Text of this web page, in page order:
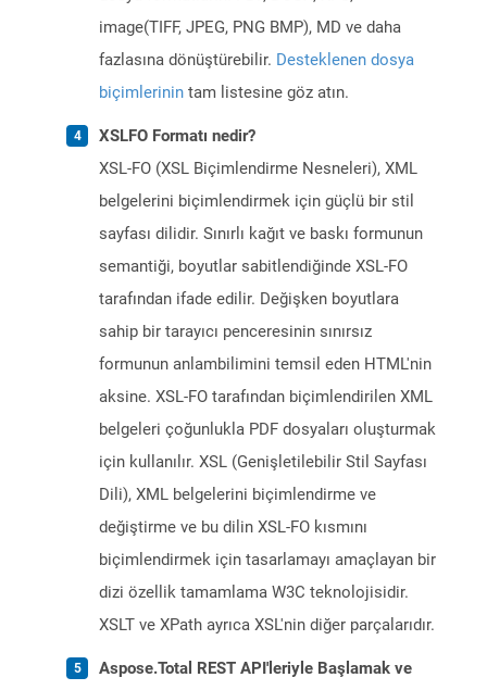
image(TIFF, JPEG, PNG BMP), MD ve daha
fazlasına dönüştürebilir. Desteklenen dosya
biçimlerinin tam listesine göz atın.
XSLFO Formatı nedir?
XSL-FO (XSL Biçimlendirme Nesneleri), XML
belgelerini biçimlendirmek için güçlü bir stil
sayfası dilidir. Sınırlı kağıt ve baskı formunun
semantiği, boyutlar sabitlendiğinde XSL-FO
tarafından ifade edilir. Değişken boyutlara
sahip bir tarayıcı penceresinin sınırsız
formunun anlambilimini temsil eden HTML'nin
aksine. XSL-FO tarafından biçimlendirilen XML
belgeleri çoğunlukla PDF dosyaları oluşturmak
için kullanılır. XSL (Genişletilebilir Stil Sayfası
Dili), XML belgelerini biçimlendirme ve
değiştirme ve bu dilin XSL-FO kısmını
biçimlendirmek için tasarlamayı amaçlayan bir
dizi özellik tamamlama W3C teknolojisidir.
XSLT ve XPath ayrıca XSL'nin diğer parçalarıdır.
Aspose.Total REST API'leriyle Başlamak ve